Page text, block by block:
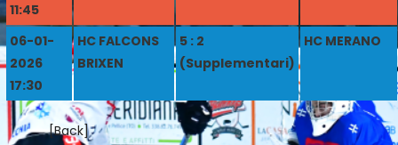
11:45
06-01-
2026
17:30
HC FALCONS
BRIXEN
5 : 2
(Supplementari)
HC MERANO
[Back]